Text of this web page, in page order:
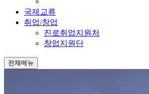
국제교류
취업/창업
진로취업지원처
창업지원단
전체메뉴